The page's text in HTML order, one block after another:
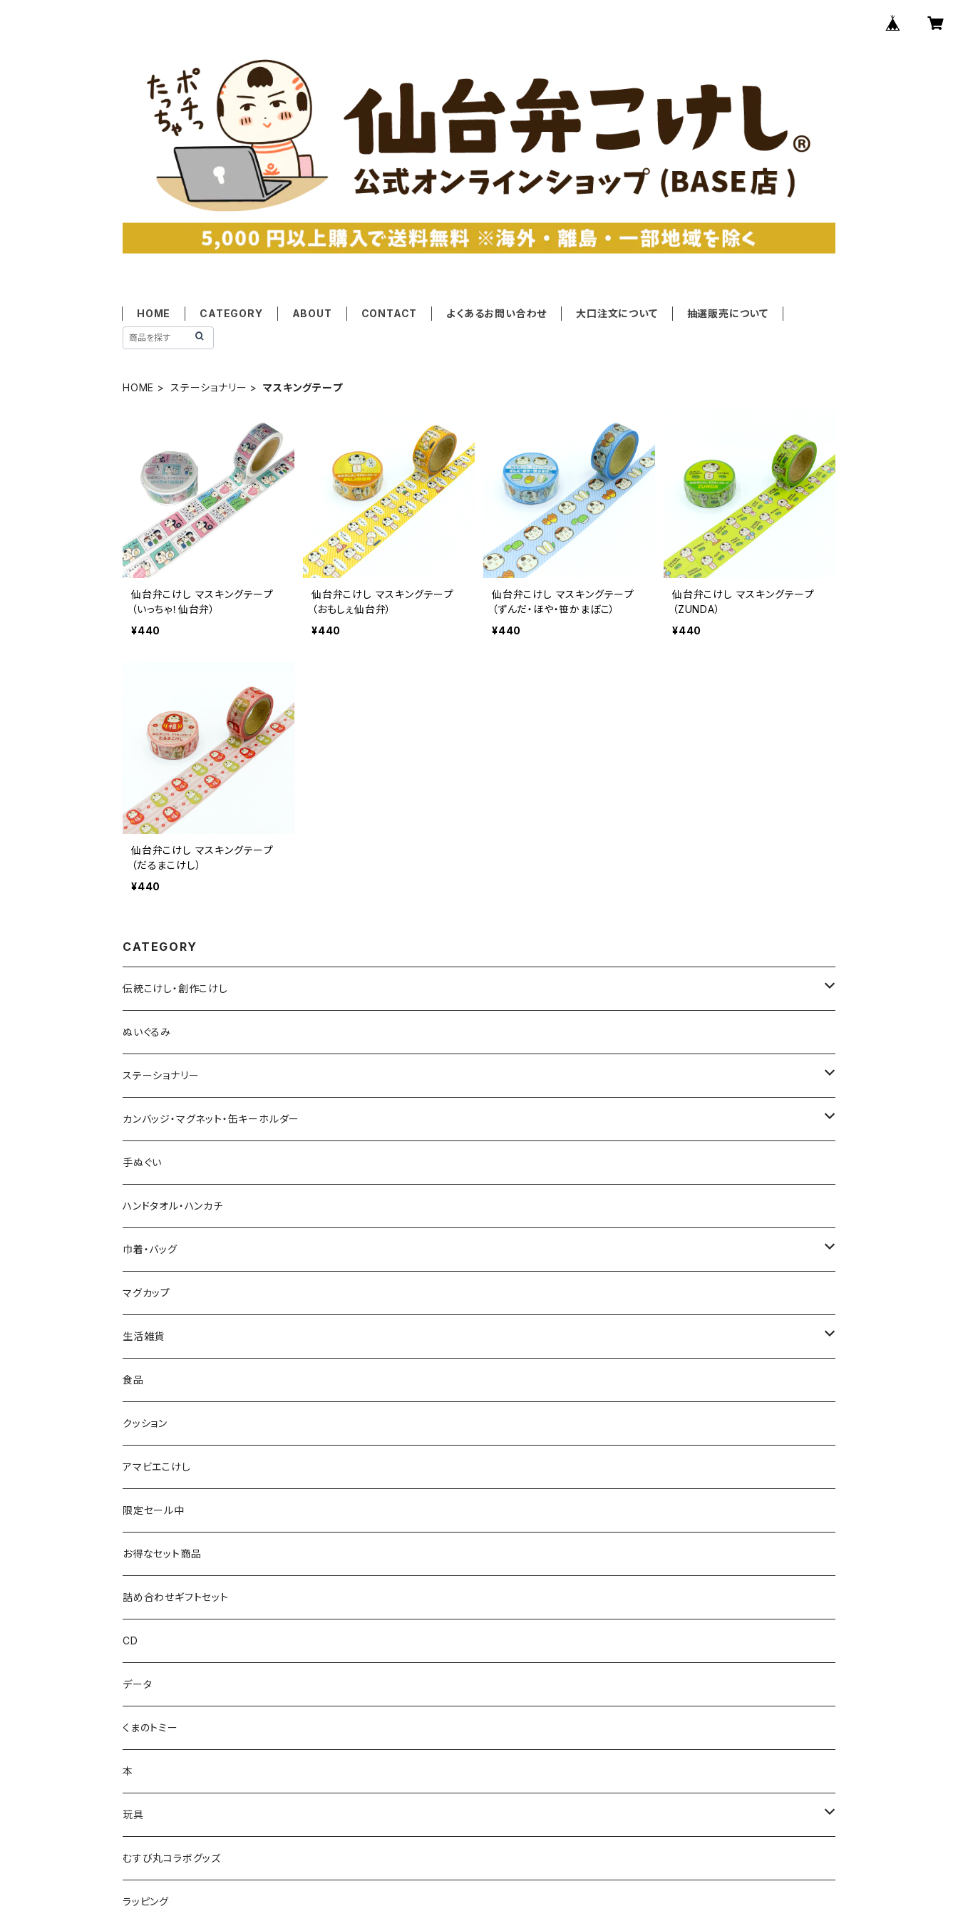
HOME CATEGORY ABOUT CONTACT よくあるお問い合わせ 大口注文について 抽選販売について
HOME ステーショナリー マスキングテープ
仙台弁こけし マスキングテープ
（いっちゃ！仙台弁）
¥440
仙台弁こけし マスキングテープ
（おもしぇ仙台弁）
¥440
仙台弁こけし マスキングテープ
（ずんだ・ほや・笹かまぼこ）
¥440
仙台弁こけし マスキングテープ
（ZUNDA）
¥440
仙台弁こけし マスキングテープ
（だるまこけし）
¥440
CATEGORY
伝統こけし・創作こけし
木村敦工人（弥治郎系）
池内潮音工人（弥治郎系）
上田康友工人（弥治郎系）
新山真由美工人（弥治郎系）
新山吉紀工人（弥治郎系）
星定良工人（弥治郎系）
平賀輝幸工人（作並系）
早坂政弘工人（遠刈田系）
仙台弁こけしのこけし
やじろうちゃん
ばんつぁん
おしょすい
ズンダリアンシリーズ
コケゾン
ぬいぐるみ
ステーショナリー
アクリルキーホルダー
シール
ポストカード
付箋（ふせん）
スタンプ
ステッカー
マスキングテープ
ノート
メモ帳
クリアファイル
カンバッジ・マグネット・缶キーホルダー
バッジ
マグネット
手ぬぐい
ハンドタオル・ハンカチ
巾着・バッグ
エコバッグ
ポーチ
マグカップ
生活雑貨
スポンジ
フォトフレーム
食品
クッション
アマビエこけし
限定セール中
お得なセット商品
詰め合わせギフトセット
CD
データ
くまのトミー
本
玩具
かるた
むすび丸コラボグッズ
ラッピング